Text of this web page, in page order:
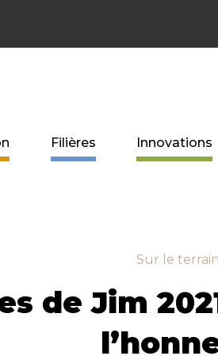
Filières Innovations
Sur le terrain
de Jim